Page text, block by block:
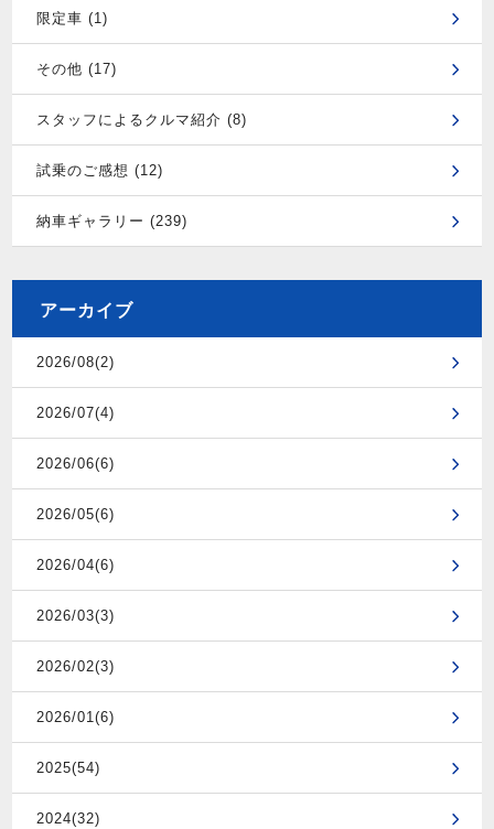
限定車 (1)
その他 (17)
スタッフによるクルマ紹介 (8)
試乗のご感想 (12)
納車ギャラリー (239)
アーカイブ
2026/08(2)
2026/07(4)
2026/06(6)
2026/05(6)
2026/04(6)
2026/03(3)
2026/02(3)
2026/01(6)
2025(54)
2024(32)